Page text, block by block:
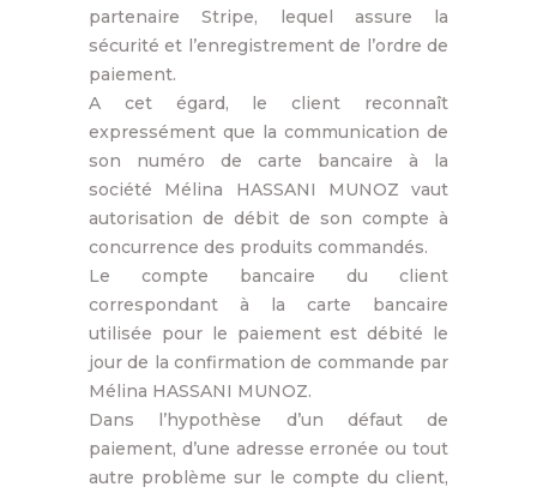
partenaire Stripe, lequel assure la
sécurité et l’enregistrement de l’ordre de
paiement.
A cet égard, le client reconnaît
expressément que la communication de
son numéro de carte bancaire à la
société Mélina HASSANI MUNOZ vaut
autorisation de débit de son compte à
concurrence des produits commandés.
Le compte bancaire du client
correspondant à la carte bancaire
utilisée pour le paiement est débité le
jour de la confirmation de commande par
Mélina HASSANI MUNOZ.
Dans l’hypothèse d’un défaut de
paiement, d’une adresse erronée ou tout
autre problème sur le compte du client,